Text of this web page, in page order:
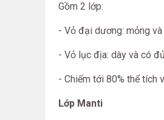
Gồm 2 lớp:
- Vỏ đại dương: mỏng
- Vỏ lục địa: dày và có
- Chiếm tới 80% thể tích
Lớp Manti